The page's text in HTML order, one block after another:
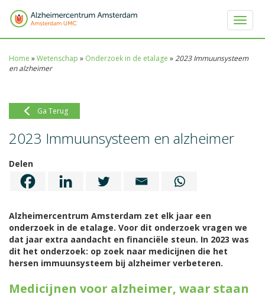
Toggle
Home »Wetenschap » Onderzoek in de etalage »2023 Immuunsysteem
en alzheimer
Ga Terug
2023 Immuunsysteem en alzheimer
Delen
Alzheimercentrum Amsterdam zet elk jaar een
onderzoek in de etalage. Voor dit onderzoek vragen we
dat jaar extra aandacht en financiële steun. In 2023 was
dit het onderzoek: op zoek naar medicijnen die het
hersen immuunsysteem bij alzheimer verbeteren.
Medicijnen voor alzheimer, waar staan